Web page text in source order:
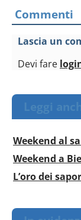
Commenti
Lascia un
Devi fare
Leggi
Weekend al
Weekend a
L’oro dei